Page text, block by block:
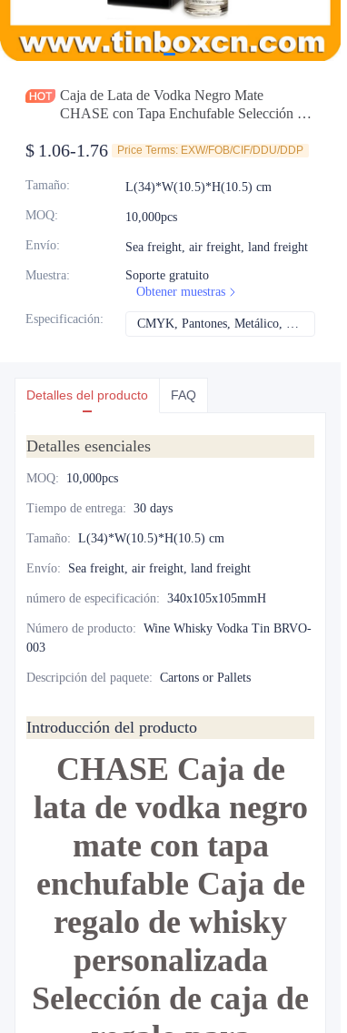
Caja de Lata de Vodka Negro Mate
CHASE con Tapa Enchufable Selección de
Empaque de Caja de Regalo de Vacaciones
$ 1.06-1.76 Price Terms: EXW/FOB/CIF/DDU/DDP
Tamaño: L(34)*W(10.5)*H(10.5) cm
MOQ: 10,000pcs
Envío: Sea freight, air freight, land freight
Muestra:
Soporte gratuito
Obtener muestras
Especificación: CMYK, Pantones, Metálico, Color directo, etc.
Detalles del producto FAQ
Detalles esenciales
MOQ: 10,000pcs
Tiempo de entrega: 30 days
Tamaño: L(34)*W(10.5)*H(10.5) cm
Envío: Sea freight, air freight, land freight
número de especificación: 340x105x105mmH
Número de producto: Wine Whisky Vodka Tin BRVO-
003
Descripción del paquete: Cartons or Pallets
Introducción del producto
CHASE Caja de
lata de vodka negro
mate con tapa
enchufable Caja de
regalo de whisky
personalizada
Selección de caja de
Noticias